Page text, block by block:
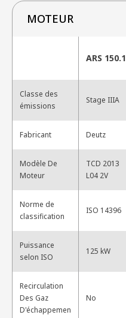
MOTEUR
ARS 150.1
Classe des
émissions
Stage IIIA
Fabricant Deutz
Modèle De
Moteur
TCD 2013
L04 2V
Norme de
classification
ISO 14396
Puissance
selon ISO
125 kW
Recirculation
Des Gaz
D'échappemen
No